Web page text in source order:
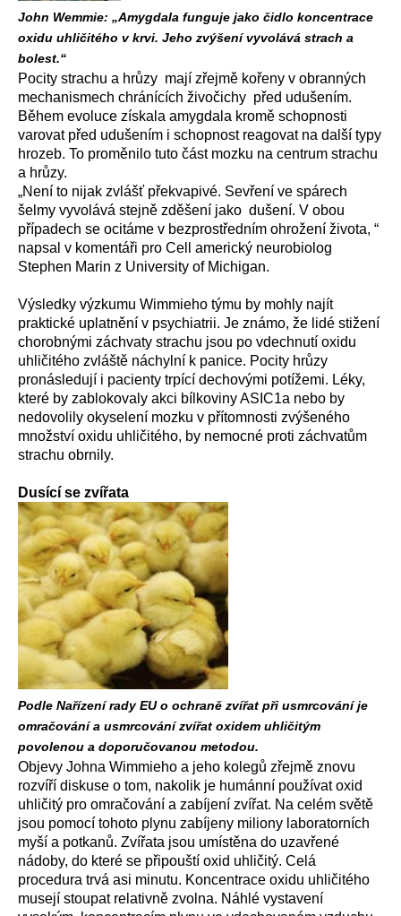
John Wemmie: „Amygdala funguje jako čidlo koncentrace
oxidu uhličitého v krvi. Jeho zvýšení vyvolává strach a
bolest.“
Pocity strachu a hrůzy mají zřejmě kořeny v obranných
mechanismech chránících živočichy před udušením.
Během evoluce získala amygdala kromě schopnosti
varovat před udušením i schopnost reagovat na další typy
hrozeb. To proměnilo tuto část mozku na centrum strachu
a hrůzy.
„Není to nijak zvlášť překvapivé. Sevření ve spárech
šelmy vyvolává stejně zděšení jako dušení. V obou
případech se ocitáme v bezprostředním ohrožení života, “
napsal v komentáři pro Cell americký neurobiolog
Stephen Marin z University of Michigan.
Výsledky výzkumu Wimmieho týmu by mohly najít
praktické uplatnění v psychiatrii. Je známo, že lidé stižení
chorobnými záchvaty strachu jsou po vdechnutí oxidu
uhličitého zvláště náchylní k panice. Pocity hrůzy
pronásledují i pacienty trpící dechovými potížemi. Léky,
které by zablokovaly akci bílkoviny ASIC1a nebo by
nedovolily okyselení mozku v přítomnosti zvýšeného
množství oxidu uhličitého, by nemocné proti záchvatům
strachu obrnily.
Dusící se zvířata
Podle Nařízení rady EU o ochraně zvířat při usmrcování je
omračování a usmrcování zvířat oxidem uhličitým
povolenou a doporučovanou metodou.
Objevy Johna Wimmieho a jeho kolegů zřejmě znovu
rozvíří diskuse o tom, nakolik je humánní používat oxid
uhličitý pro omračování a zabíjení zvířat. Na celém světě
jsou pomocí tohoto plynu zabíjeny miliony laboratorních
myší a potkanů. Zvířata jsou umístěna do uzavřené
nádoby, do které se připouští oxid uhličitý. Celá
procedura trvá asi minutu. Koncentrace oxidu uhličitého
musejí stoupat relativně zvolna. Náhlé vystavení